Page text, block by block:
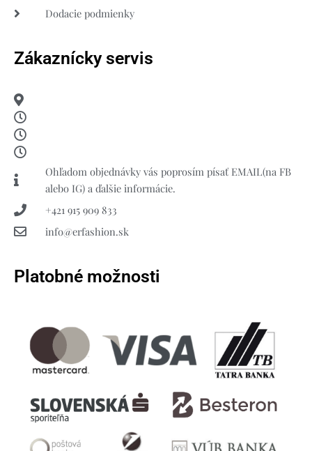
Dodacie podmienky
Zákaznícky servis
Ohľadom objednávky vás poprosím písať EMAIL(na FB
alebo IG) a ďalšie informácie.
+421 915 909 833
info@erfashion.sk
Platobné možnosti